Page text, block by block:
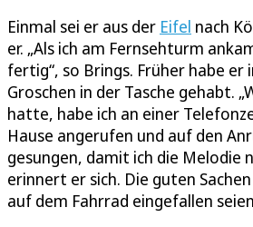
Einmal sei er aus der Eifel nach
er. „Als ich am Fernsehturm
fertig“, so Brings. Früher habe er
Groschen in der Tasche gehabt.
hatte, habe ich an einer
Hause angerufen und auf den
gesungen, damit ich die Melodie
erinnert er sich. Die guten
auf dem Fahrrad eingefallen